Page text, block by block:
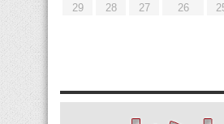
26
27
28
29